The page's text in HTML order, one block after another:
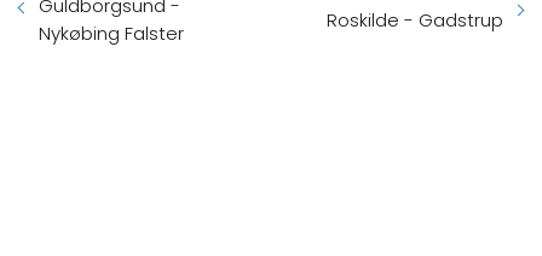
Guldborgsund -
Nykøbing Falster
Roskilde - Gadstrup